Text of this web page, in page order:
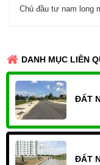
Chủ đầu tư nam long
DANH MỤC LIÊN
ĐẤT
ĐẤT